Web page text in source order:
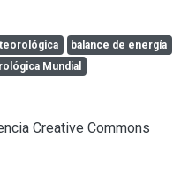
precisión requerida para
se incluyen los planos
de comunicación, las
tipos de mantenimientos
del dato es relevante
De esta manera
DECIDIR” fue una base
balance de energía
Mundial
Creative Commons